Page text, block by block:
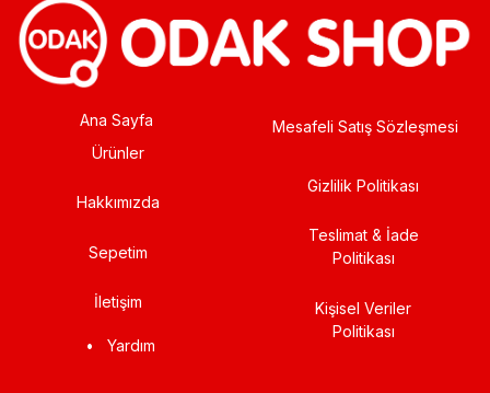
Ana Sayfa
Ürünler
Hakkımızda
Sepetim
İletişim
• Yardım
Mesafeli Satış Sözleşmesi
Gizlilik Politikası
Teslimat & İade
Politikası
Kişisel Veriler
Politikası